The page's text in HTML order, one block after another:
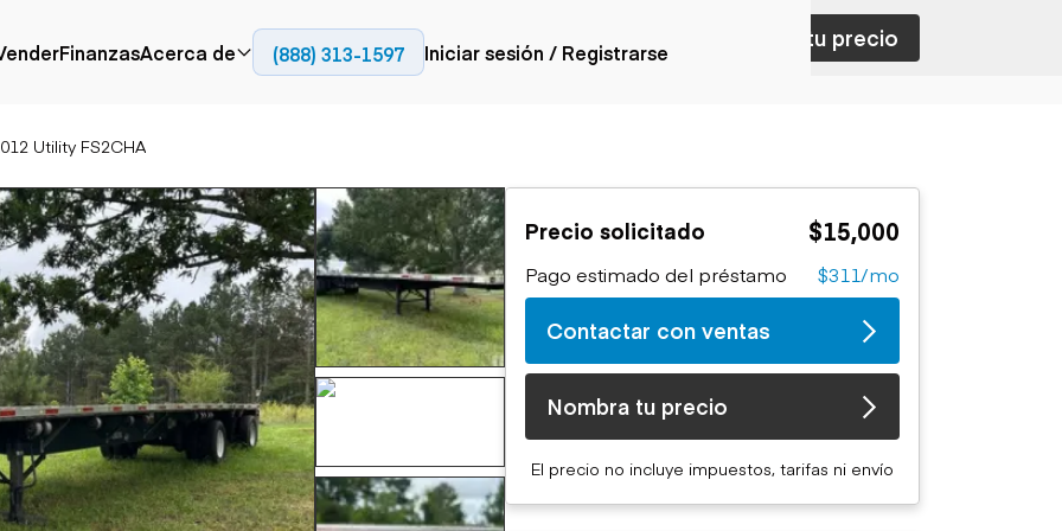
Aérea
Camiones con
plataforma
Grúas
Carretillas elevadoras
Ascensores
Manipuladores
telescópicos
Movimiento de
tierra
Retroexcavadoras
Topadoras
Cargadoras compactas
Fresadoras en frío
Compactadores
Adoquines
Recuperadores de
carreteras
Generación de
energía
Generadores
Camiones articulados
Camiones con
plataforma
Camiones volquetes
Camiones de
transporte
Camiones fuera de
carretera
Camiones de servicio
Camiones especiales
Camiones con
remolque cisterna
FinanzasAcerca de
Blog
(888) 313-1597 Iniciar sesión / Registrarse
Utility FS2CHA
Contactar con ventas Nombra tu precio
Precio solicitado $15,000
Pago estimado del préstamo $311/mo
Contactar con ventas
Nombra tu precio
El precio no incluye impuestos, tarifas ni envío